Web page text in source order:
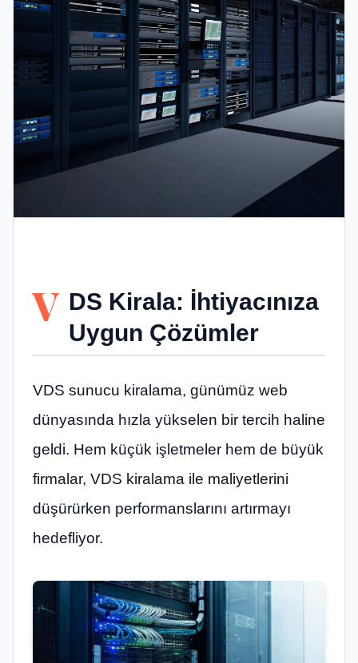
V DS Kirala: İhtiyacınıza
Uygun Çözümler
VDS sunucu kiralama, günümüz web
dünyasında hızla yükselen bir tercih haline
geldi. Hem küçük işletmeler hem de büyük
firmalar, VDS kiralama ile maliyetlerini
düşürürken performanslarını artırmayı
hedefliyor.